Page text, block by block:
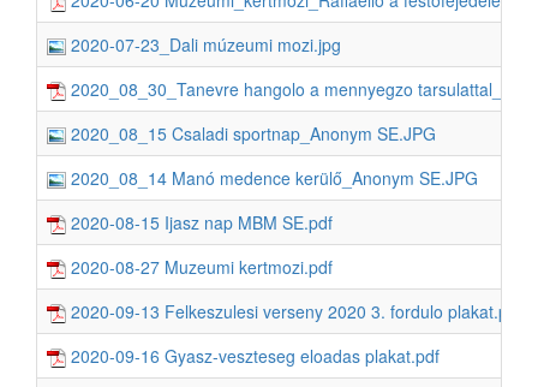
2020-07-23_Dali múzeumi mozi.jpg
2020_08_30_Tanevre hangolo a mennyegzo
2020_08_15 Csaladi sportnap_Anonym SE.JPG
2020_08_14 Manó medence kerülő_Anonym SE.JPG
2020-08-15 Ijasz nap MBM SE.pdf
2020-08-27 Muzeumi kertmozi.pdf
2020-09-13 Felkeszulesi verseny 2020 3. fordulo plakat.pdf
2020-09-16 Gyasz-veszteseg eloadas plakat.pdf